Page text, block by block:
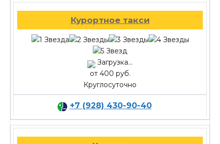
Курортное такси
Загрузка...
от 400 руб.
Круглосуточно
+7 (928) 430-90-40